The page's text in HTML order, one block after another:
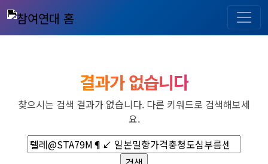
결과가 없습니다
찾으시는 검색 결과가 없습니다. 다른 키워드로 검색해보세
요.
검
색: